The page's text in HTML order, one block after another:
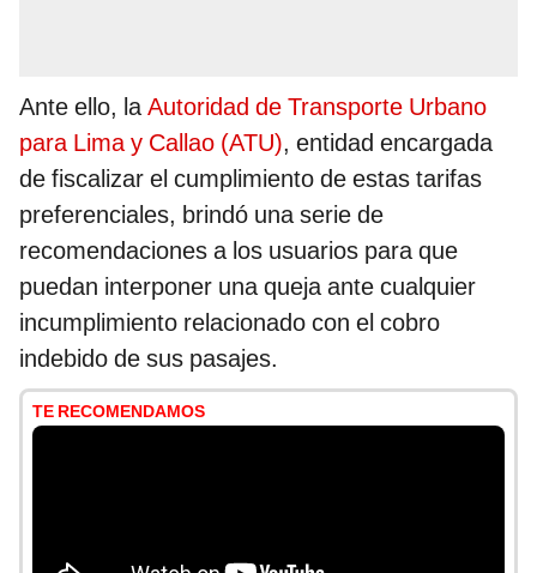
Ante ello, laAutoridad de Transporte Urbano
para Lima y Callao (ATU), entidad encargada
de fiscalizar el cumplimiento de estas tarifas
preferenciales, brindó una serie de
recomendaciones a los usuarios para que
puedan interponer una queja ante cualquier
incumplimiento relacionado con el cobro
indebido de sus pasajes.
TE RECOMENDAMOS